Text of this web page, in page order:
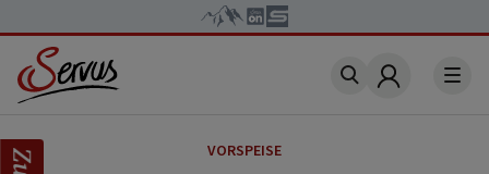
Account
VORSPEISE